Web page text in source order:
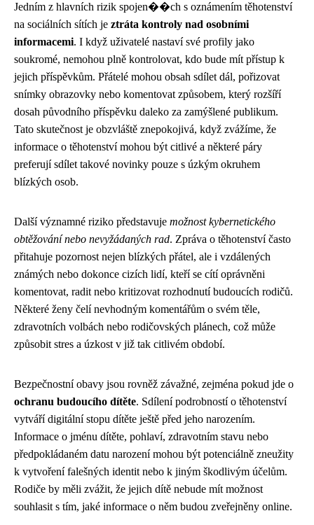
Jedním z hlavních rizik spojen��ch s oznámením těhotenství
na sociálních sítích je ztráta kontroly nad osobními
informacemi. I když uživatelé nastaví své profily jako
soukromé, nemohou plně kontrolovat, kdo bude mít přístup k
jejich příspěvkům. Přátelé mohou obsah sdílet dál, pořizovat
snímky obrazovky nebo komentovat způsobem, který rozšíří
dosah původního příspěvku daleko za zamýšlené publikum.
Tato skutečnost je obzvláště znepokojivá, když zvážíme, že
informace o těhotenství mohou být citlivé a některé páry
preferují sdílet takové novinky pouze s úzkým okruhem
blízkých osob.
Další významné riziko představuje možnost kybernetického
obtěžování nebo nevyžádaných rad. Zpráva o těhotenství často
přitahuje pozornost nejen blízkých přátel, ale i vzdálených
známých nebo dokonce cizích lidí, kteří se cítí oprávněni
komentovat, radit nebo kritizovat rozhodnutí budoucích rodičů.
Některé ženy čelí nevhodným komentářům o svém těle,
zdravotních volbách nebo rodičovských plánech, což může
způsobit stres a úzkost v již tak citlivém období.
Bezpečnostní obavy jsou rovněž závažné, zejména pokud jde o
ochranu budoucího dítěte. Sdílení podrobností o těhotenství
vytváří digitální stopu dítěte ještě před jeho narozením.
Informace o jménu dítěte, pohlaví, zdravotním stavu nebo
předpokládaném datu narození mohou být potenciálně zneužity
k vytvoření falešných identit nebo k jiným škodlivým účelům.
Rodiče by měli zvážit, že jejich dítě nebude mít možnost
souhlasit s tím, jaké informace o něm budou zveřejněny online.